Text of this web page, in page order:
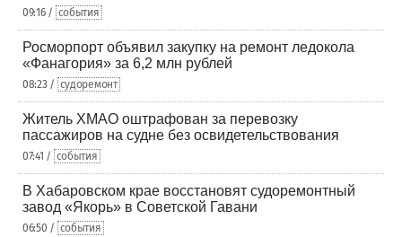
09:16 / события
Росморпорт объявил закупку на ремонт ледокола
«Фанагория» за 6,2 млн рублей
08:23 / судоремонт
Житель ХМАО оштрафован за перевозку
пассажиров на судне без освидетельствования
07:41 / события
В Хабаровском крае восстановят судоремонтный
завод «Якорь» в Советской Гавани
06:50 / события